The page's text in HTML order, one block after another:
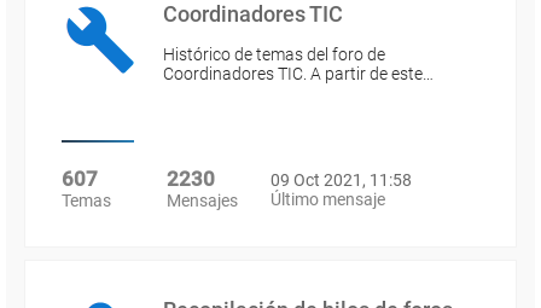
Coordinadores TIC
Histórico de temas del foro de
Coordinadores TIC. A partir de este…
607
Temas
2230
Mensajes
09 Oct 2021, 11:58
Último mensaje